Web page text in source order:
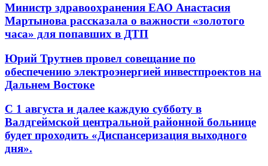
Министр здравоохранения ЕАО Анастасия
Мартынова рассказала о важности «золотого
часа» для попавших в ДТП
Юрий Трутнев провел совещание по
обеспечению электроэнергией инвестпроектов на
Дальнем Востоке
С 1 августа и далее каждую субботу в
Валдгеймской центральной районной больнице
будет проходить «Диспансеризация выходного
дня».